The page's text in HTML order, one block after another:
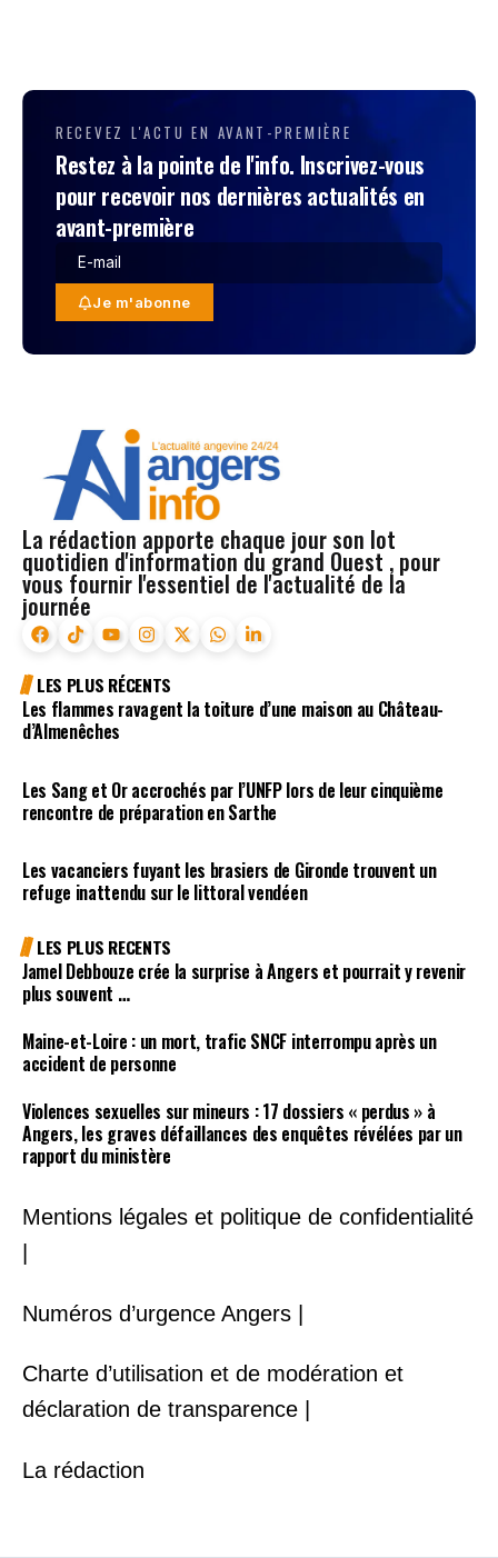
RECEVEZ L'ACTU EN AVANT-PREMIÈRE
Restez à la pointe de l'info. Inscrivez-vous
pour recevoir nos dernières actualités en
avant-première
Je m'abonne
La rédaction apporte chaque jour son lot
quotidien d'information du grand Ouest , pour
vous fournir l'essentiel de l'actualité de la
journée
LES PLUS RÉCENTS
Les flammes ravagent la toiture d’une maison au Château-
d’Almenêches
Les Sang et Or accrochés par l’UNFP lors de leur cinquième
rencontre de préparation en Sarthe
Les vacanciers fuyant les brasiers de Gironde trouvent un
refuge inattendu sur le littoral vendéen
LES PLUS RECENTS
Jamel Debbouze crée la surprise à Angers et pourrait y revenir
plus souvent …
Maine-et-Loire : un mort, trafic SNCF interrompu après un
accident de personne
Violences sexuelles sur mineurs : 17 dossiers « perdus » à
Angers, les graves défaillances des enquêtes révélées par un
rapport du ministère
Mentions légales et politique de confidentialité
Numéros d’urgence Angers |
Charte d’utilisation et de modération et
déclaration de transparence |
La rédaction